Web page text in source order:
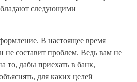
следующими
В настоящее время
не составит проблем. Ведь вам не
то, дабы приехать в банк,
для каких целей